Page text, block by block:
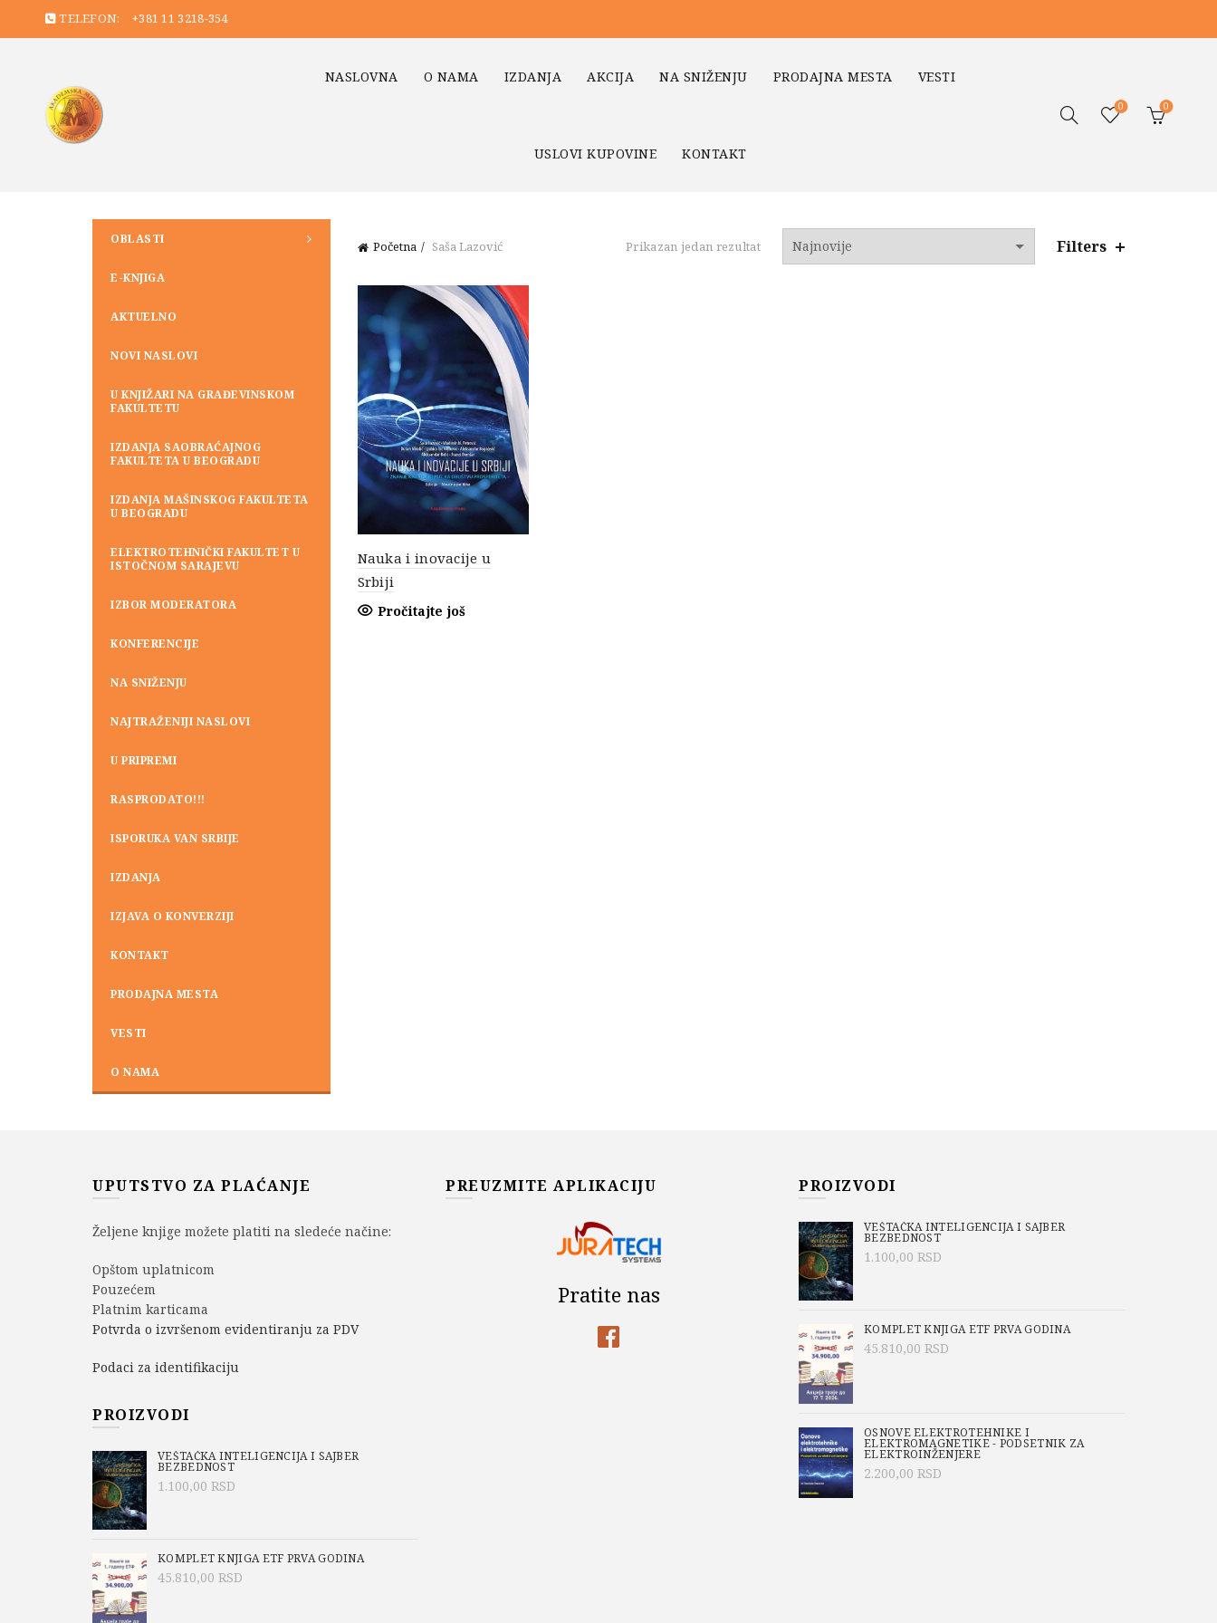
TELEFON: +381 11 3218-354
NASLOVNA O NAMA IZDANJA AKCIJA NA SNIŽENJU PRODAJNA MESTA VESTI
USLOVI KUPOVINE KONTAKT
0 0
Početna Saša Lazović Prikazan jedan rezultat Filters
Nauka i inovacije u
Srbiji
Pročitajte još
OBLASTI
E-KNJIGA
AKTUELNO
NOVI NASLOVI
U KNJIŽARI NA GRAĐEVINSKOM
FAKULTETU
IZDANJA SAOBRAĆAJNOG
FAKULTETA U BEOGRADU
IZDANJA MAŠINSKOG FAKULTETA
U BEOGRADU
ELEKTROTEHNIČKI FAKULTET U
ISTOČNOM SARAJEVU
IZBOR MODERATORA
KONFERENCIJE
NA SNIŽENJU
NAJTRAŽENIJI NASLOVI
U PRIPREMI
RASPRODATO!!!
ISPORUKA VAN SRBIJE
IZDANJA
IZJAVA O KONVERZIJI
KONTAKT
PRODAJNA MESTA
VESTI
O NAMA
UPUTSTVO ZA PLAĆANJE
Željene knjige možete platiti na sledeće načine:
Opštom uplatnicom
Pouzećem
Platnim karticama
Potvrda o izvršenom evidentiranju za PDV
Podaci za identifikaciju
PROIZVODI
VEŠTAČKA INTELIGENCIJA I SAJBER
BEZBEDNOST
1.100,00 RSD
KOMPLET KNJIGA ETF PRVA GODINA
45.810,00 RSD
PREUZMITE APLIKACIJU
Pratite nas
PROIZVODI
VEŠTAČKA INTELIGENCIJA I SAJBER
BEZBEDNOST
1.100,00 RSD
KOMPLET KNJIGA ETF PRVA GODINA
45.810,00 RSD
OSNOVE ELEKTROTEHNIKE I
ELEKTROMAGNETIKE - PODSETNIK ZA
ELEKTROINŽENJERE
2.200,00 RSD